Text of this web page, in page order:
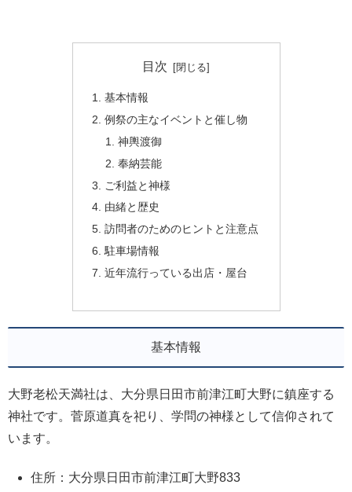
目次
基本情報
例祭の主なイベントと催し物
神輿渡御
奉納芸能
ご利益と神様
由緒と歴史
訪問者のためのヒントと注意点
駐車場情報
近年流行っている出店・屋台
基本情報
大野老松天満社は、大分県日田市前津江町大野に鎮座する
神社です。菅原道真を祀り、学問の神様として信仰されて
います。
住所：大分県日田市前津江町大野833